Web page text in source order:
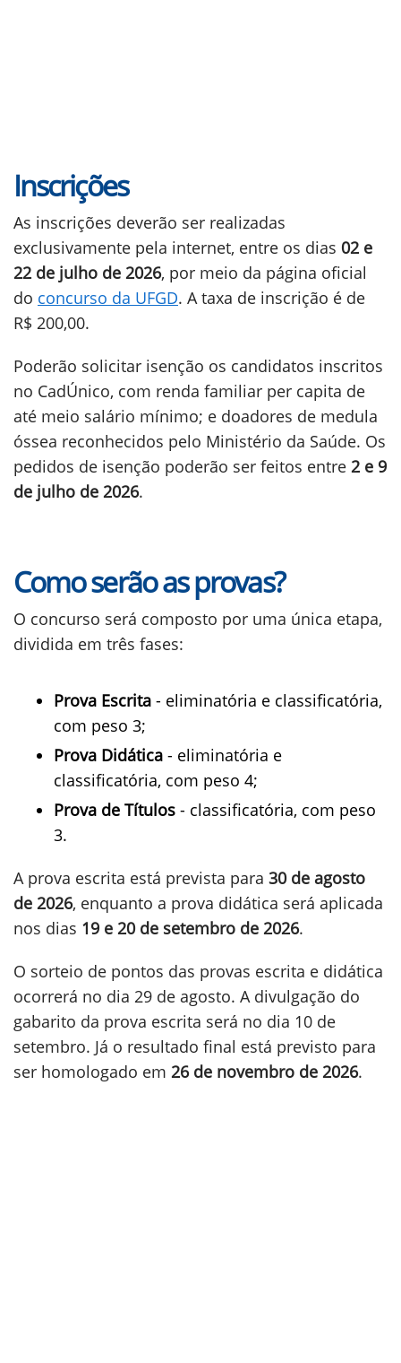
Inscrições
As inscrições deverão ser realizadas
exclusivamente pela internet, entre os dias 02 e
22 de julho de 2026, por meio da página oficial
do concurso da UFGD. A taxa de inscrição é de
R$ 200,00.
Poderão solicitar isenção os candidatos inscritos
no CadÚnico, com renda familiar per capita de
até meio salário mínimo; e doadores de medula
óssea reconhecidos pelo Ministério da Saúde. Os
pedidos de isenção poderão ser feitos entre 2 e 9
de julho de 2026.
Como serão as provas?
O concurso será composto por uma única etapa,
dividida em três fases:
Prova Escrita - eliminatória e classificatória,
com peso 3;
Prova Didática - eliminatória e
classificatória, com peso 4;
Prova de Títulos - classificatória, com peso
3.
A prova escrita está prevista para 30 de agosto
de 2026, enquanto a prova didática será aplicada
nos dias 19 e 20 de setembro de 2026.
O sorteio de pontos das provas escrita e didática
ocorrerá no dia 29 de agosto. A divulgação do
gabarito da prova escrita será no dia 10 de
setembro. Já o resultado final está previsto para
ser homologado em 26 de novembro de 2026.